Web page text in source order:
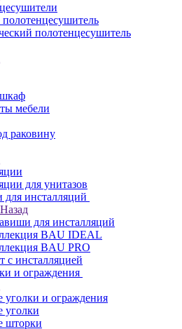
полотенцесушитель
мебели
раковину
для унитазов
инсталляций
Назад
для инсталляций
BAU IDEAL
BAU PRO
с инсталляцией
и ограждения
и ограждения
уголки
шторки